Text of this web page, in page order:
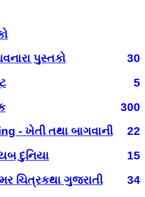
પુસ્તકો
30
5
300
- ખેતી તથા બાગવાની
22
દુનિયા
15
ચિત્રકથા ગુજરાતી
34